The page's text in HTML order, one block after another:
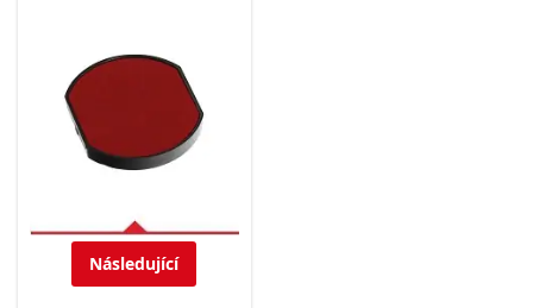
Následující